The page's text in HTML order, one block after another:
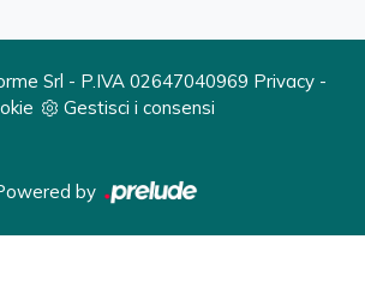
Srl - P.IVA 02647040969 Privacy-
Gestisci i consensi
by